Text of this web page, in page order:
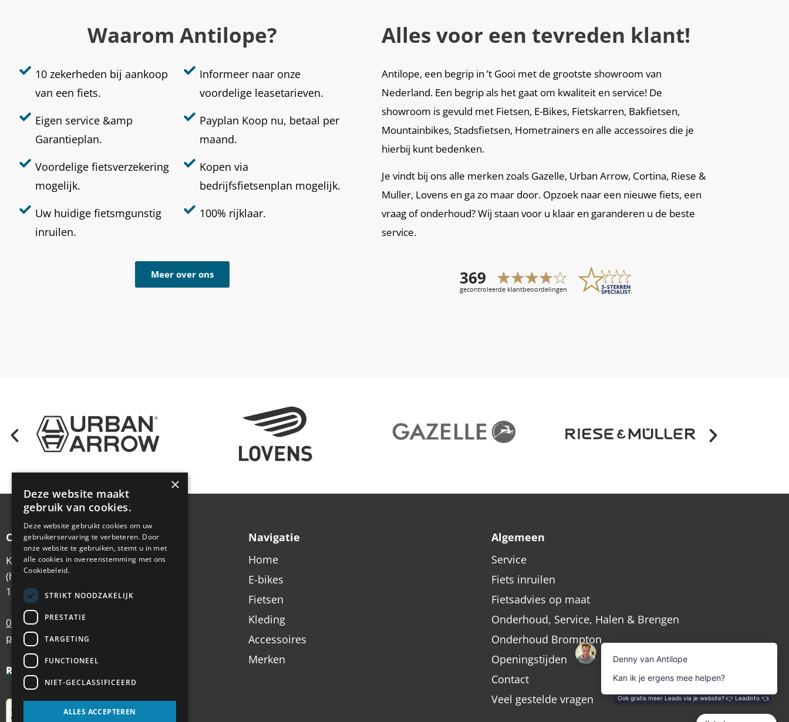
Waarom Antilope?
10 zekerheden bij aankoop
van een fiets.
Eigen service &amp
Garantieplan.
Voordelige fietsverzekering
mogelijk.
Uw huidige fietsmgunstig
inruilen.
Informeer naar onze
voordelige leasetarieven.
Payplan Koop nu, betaal per
maand.
Kopen via
bedrijfsfietsenplan mogelijk.
100% rijklaar.
Meer over ons
Alles voor een tevreden klant!
Antilope, een begrip in ’t Gooi met de grootste showroom van
Nederland. Een begrip als het gaat om kwaliteit en service! De
showroom is gevuld met Fietsen, E-Bikes, Fietskarren, Bakfietsen,
Mountainbikes, Stadsfietsen, Hometrainers en alle accessoires die je
hierbij kunt bedenken.
Je vindt bij ons alle merken zoals Gazelle, Urban Arrow, Cortina, Riese &
Muller, Lovens en ga zo maar door. Opzoek naar een nieuwe fiets, een
vraag of onderhoud? Wij staan voor u klaar en garanderen u de beste
service.
Contactgegevens
Koningsstraat 6
(hoek Emmastraat)
1213 AX Hilversum
035 – 62 49 102
postbus@antilope.nl
Review Policy
Navigatie
Home
E-bikes
Fietsen
Kleding
Accessoires
Merken
Algemeen
Service
Fiets inruilen
Fietsadvies op maat
Onderhoud, Service, Halen & Brengen
Onderhoud Brompton
Openingstijden
Contact
Veel gestelde vragen
×
Deze website maakt
gebruik van cookies.
Deze website gebruikt cookies om uw
gebruikerservaring te verbeteren. Door
onze website te gebruiken, stemt u in met
alle cookies in overeenstemming met ons
Cookiebeleid.
STRIKT NOODZAKELIJK
PRESTATIE
TARGETING
FUNCTIONEEL
NIET-GECLASSIFICEERD
ALLES ACCEPTEREN